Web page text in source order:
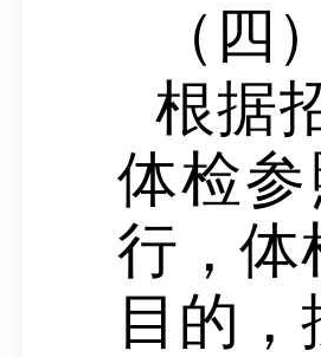
（四
根据
体检
行，体
目的